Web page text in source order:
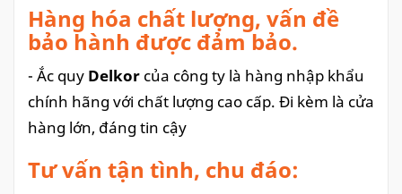
Hàng hóa chất lượng, vấn đề
bảo hành được đảm bảo.
- Ắc quy Delkor của công ty là hàng nhập khẩu
chính hãng với chất lượng cao cấp. Đi kèm là cửa
hàng lớn, đáng tin cậy
Tư vấn tận tình, chu đáo: